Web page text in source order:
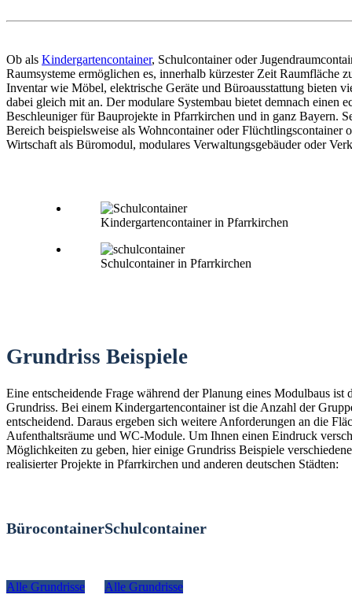
Ob als Kindergartencontainer, Schulcontainer oder
Raumsysteme ermöglichen es, innerhalb kürzester Zeit Raumfläche
Inventar wie Möbel, elektrische Geräte und Büroausstattung bieten
dabei gleich mit an. Der modulare Systembau bietet demnach einen
Beschleuniger für Bauprojekte in Pfarrkirchen und in ganz Bayern.
Bereich beispielsweise als Wohncontainer oder Flüchtlingscontainer
Wirtschaft als Büromodul, modulares Verwaltungsgebäuder oder
Kindergartencontainer in Pfarrkirchen
Schulcontainer in Pfarrkirchen
Grundriss Beispiele
Eine entscheidende Frage während der Planung eines Modulbaus ist
Grundriss. Bei einem Kindergartencontainer ist die Anzahl der
entscheidend. Daraus ergeben sich weitere Anforderungen an die
Aufenthaltsräume und WC-Module. Um Ihnen einen Eindruck
Möglichkeiten zu geben, hier einige Grundriss Beispiele
realisierter Projekte in Pfarrkirchen und anderen deutschen Städten:
Bürocontainer
Alle Grundrisse
Schulcontainer
Alle Grundrisse